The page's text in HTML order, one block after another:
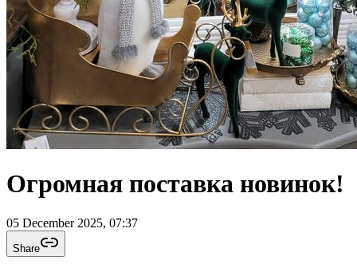
Огромная поставка новинок!
05 December 2025, 07:37
Share